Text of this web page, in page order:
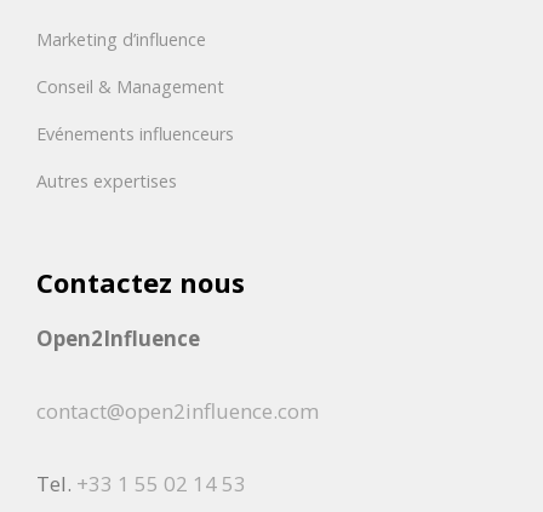
Marketing d’influence
Conseil & Management
Evénements influenceurs
Autres expertises
Contactez nous
Open2Influence
contact@open2influence.com
Tel. +33 1 55 02 14 53